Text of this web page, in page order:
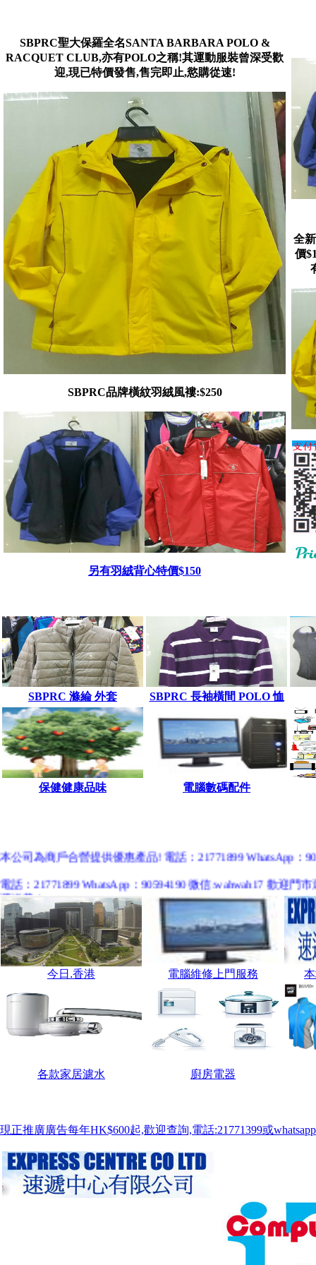
SBPRC聖大保羅全名SANTA BARBARA POLO &
RACQUET CLUB,亦有POLO之稱!其運動服裝曾深受歡
迎,現已特價發售,售完即止,慾購從速!
SBPRC品牌橫紋羽絨風褸:$250
另有羽絨背心特價$150
全
價
SBPRC 滌綸 外套 SBPRC 長袖橫間 POLO 恤
保健健康品味 電腦數碼配件
本公司為商戶合營提供優惠產品! 電話：21771899 WhatsApp：
電話：21771899 WhatsApp：90594190 微信:wahwah17 歡迎
運送費！
中國客戶歡迎使用 淘寶網購https://shop246828133.taobao.com 微
中國客戶歡迎使用 淘寶網購https://shop246828133.taobao.com 微
今日.香港 電腦維修上門服務
各款家居濾水 廚房電器
現正推廣廣告每年HK$600起,歡迎查詢,電話:21771399或